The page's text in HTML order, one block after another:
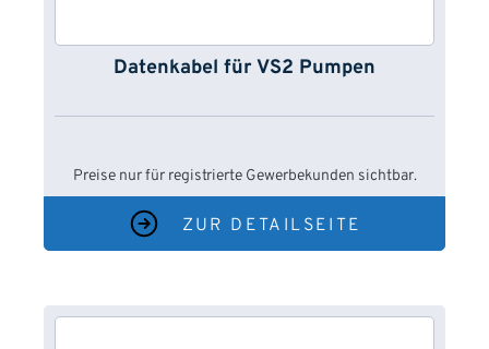
Datenkabel für VS2 Pumpen
Preise nur für registrierte Gewerbekunden sichtbar.
ZUR DETAILSEITE